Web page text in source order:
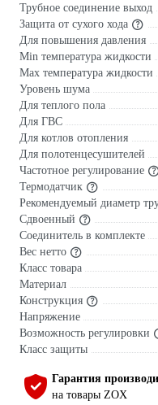
Трубное соединение выход
Защита от сухого хода
Для повышения давления
Min температура жидкости
Max температура жидкости
Уровень шума
Для теплого пола
Для ГВС
Для котлов отопления
Для полотенцесушителей
Частотное регулирование
Термодатчик
Рекомендуемый диаметр
Сдвоенный
Соединитель в комплекте
Вес нетто
Класс товара
Материал
Конструкция
Напряжение
Возможность регулировки
Класс защиты
Гарантия
на товары ZOX